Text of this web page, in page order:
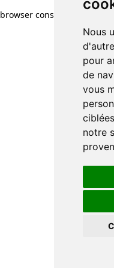
Nous
pour
de
vous
notre
browser console for more